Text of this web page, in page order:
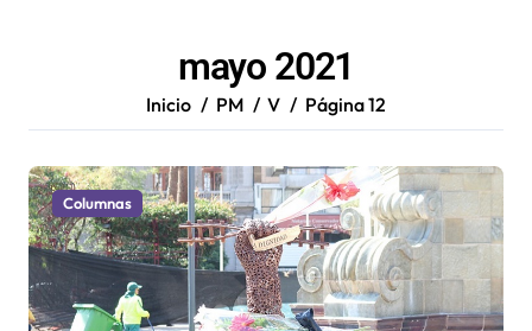
mayo 2021
Inicio PM V Página 12
Columnas